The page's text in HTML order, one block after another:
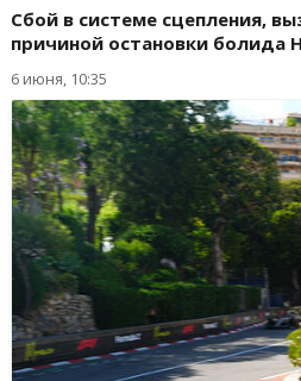
Сбой в системе сцепления,
причиной остановки болида
6 июня, 10:35